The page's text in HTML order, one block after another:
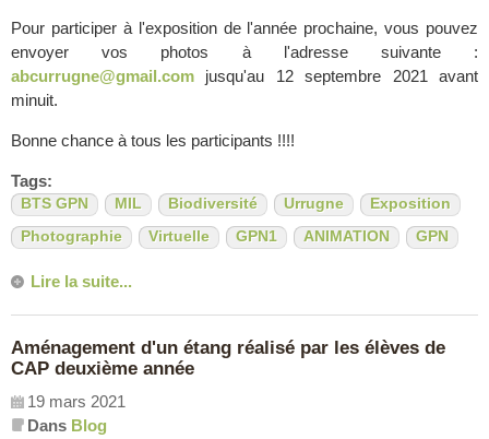
Pour participer à l'exposition de l'année prochaine, vous pouvez
envoyer vos photos à l'adresse suivante :
abcurrugne@gmail.com jusqu'au 12 septembre 2021 avant
minuit.
Bonne chance à tous les participants !!!!
Tags:
BTS GPN MIL Biodiversité Urrugne
Exposition
Photographie
Virtuelle GPN1 ANIMATION GPN
Lire la suite...
Aménagement d'un étang réalisé par les élèves de
CAP deuxième année
19 mars 2021
Dans Blog